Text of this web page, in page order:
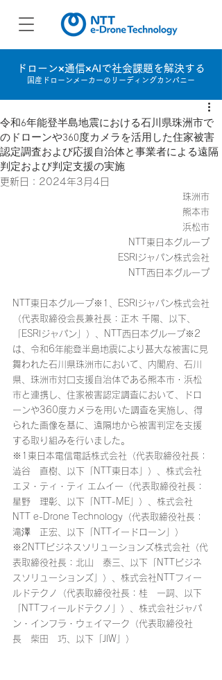
ドローン×通信×AIで社会課題を解決する
国産ドローンメーカーのリーディングカンパニー
令和6年能登半島地震における石川県珠洲市で
のドローンや360度カメラを活用した住家被害
認定調査および応援自治体と事業者による遠隔
判定および判定支援の実施
更新日： 2024年3月4日
珠洲市
熊本市
浜松市
NTT東日本グループ
ESRIジャパン株式会社
NTT西日本グループ
NTT東日本グループ※1、ESRIジャパン株式会社
（代表取締役会長兼社長：正木 千陽、以下、
「ESRIジャパン」）、NTT西日本グループ※2
は、令和6年能登半島地震により甚大な被害に見
舞われた石川県珠洲市において、内閣府、石川
県、珠洲市対口支援自治体である熊本市・浜松
市と連携し、住家被害認定調査において、ドロ
ーンや360度カメラを用いた調査を実施し、得
られた画像を基に、遠隔地から被害判定を支援
する取り組みを行いました。
※1東日本電信電話株式会社（代表取締役社長：
澁谷 直樹、以下「NTT東日本」）、株式会社
エヌ・ティ・ティ エムイー（代表取締役社長：
星野 理彰、以下「NTT-ME」）、株式会社
NTT e-Drone Technology（代表取締役社長：
滝澤 正宏、以下「NTTイードローン」）
※2NTTビジネスソリューションズ株式会社（代
表取締役社長：北山 泰三、以下「NTTビジネ
スソリューションズ」）、株式会社NTTフィー
ルドテクノ（代表取締役社長：桂 一詞、以下
「NTTフィールドテクノ」）、株式会社ジャパ
ン・インフラ・ウェイマーク（代表取締役社
長 柴田 巧、以下「JIW」）